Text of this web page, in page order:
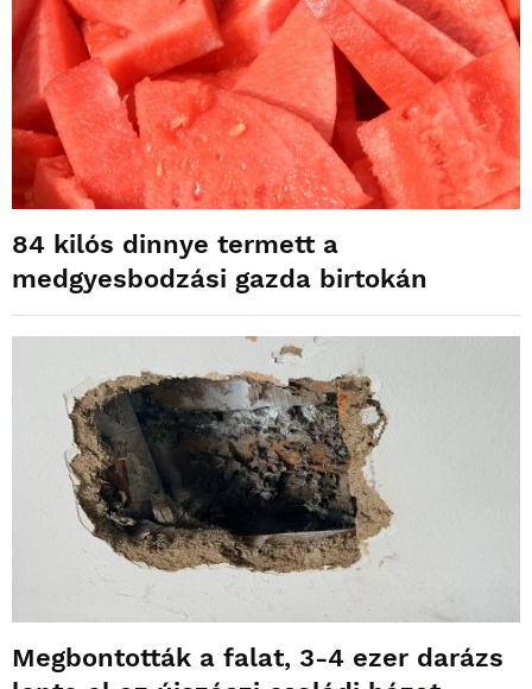
84 kilós dinnye termett a
medgyesbodzási gazda birtokán
Megbontották a falat, 3-4 ezer darázs